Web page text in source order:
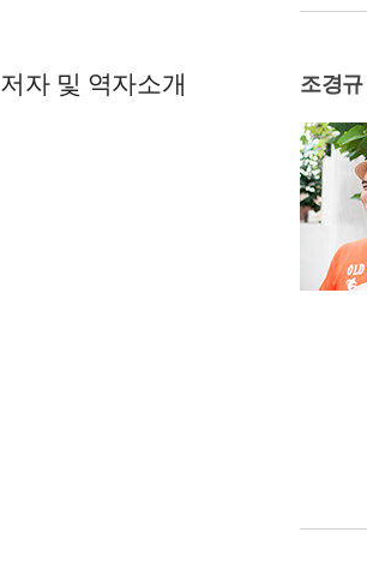
저자 및 역자소개 조경규